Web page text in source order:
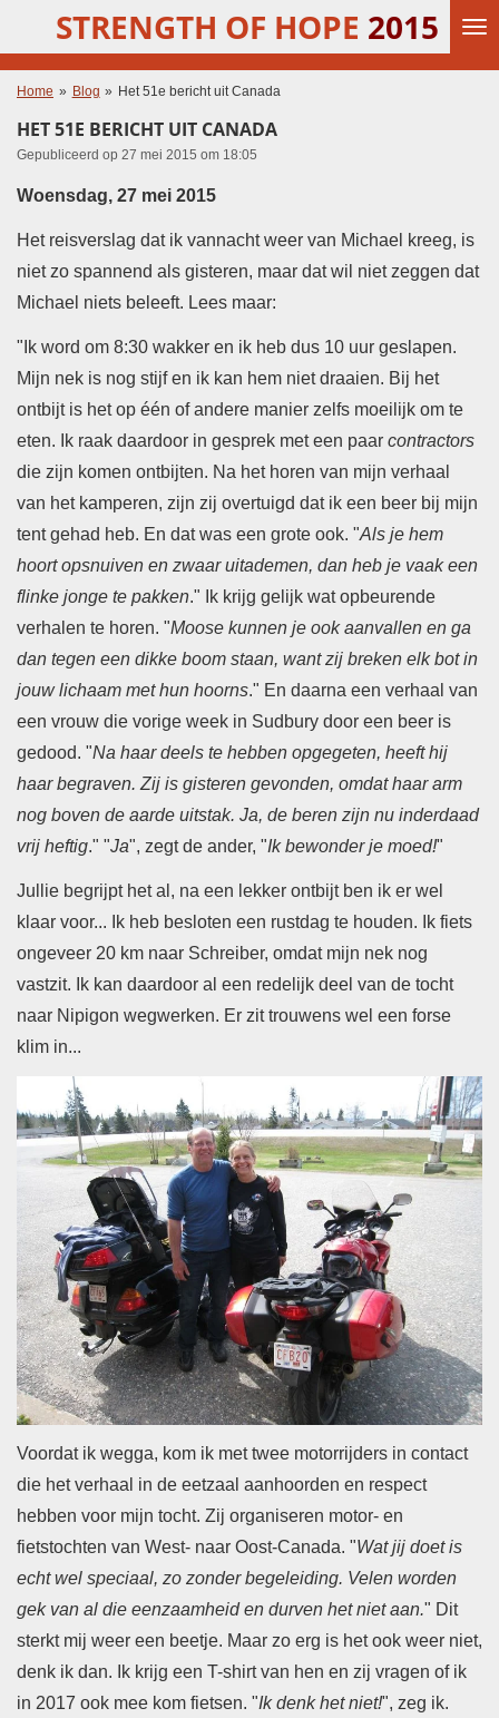
naar
de
STRENGTH OF HOPE 2015
Home » Blog » Het 51e bericht uit Canada
HET 51E BERICHT UIT CANADA
Gepubliceerd op 27 mei 2015 om 18:05
Woensdag, 27 mei 2015
Het reisverslag dat ik vannacht weer van Michael kreeg, is
niet zo spannend als gisteren, maar dat wil niet zeggen dat
Michael niets beleeft. Lees maar:
"Ik word om 8:30 wakker en ik heb dus 10 uur geslapen.
Mijn nek is nog stijf en ik kan hem niet draaien. Bij het
ontbijt is het op één of andere manier zelfs moeilijk om te
eten. Ik raak daardoor in gesprek met een paar contractors
die zijn komen ontbijten. Na het horen van mijn verhaal
van het kamperen, zijn zij overtuigd dat ik een beer bij mijn
tent gehad heb. En dat was een grote ook. "Als je hem
hoort opsnuiven en zwaar uitademen, dan heb je vaak een
flinke jonge te pakken." Ik krijg gelijk wat opbeurende
verhalen te horen. "Moose kunnen je ook aanvallen en ga
dan tegen een dikke boom staan, want zij breken elk bot in
jouw lichaam met hun hoorns." En daarna een verhaal van
een vrouw die vorige week in Sudbury door een beer is
gedood. "Na haar deels te hebben opgegeten, heeft hij
haar begraven. Zij is gisteren gevonden, omdat haar arm
nog boven de aarde uitstak. Ja, de beren zijn nu inderdaad
vrij heftig." "Ja", zegt de ander, "Ik bewonder je moed!"
Jullie begrijpt het al, na een lekker ontbijt ben ik er wel
klaar voor... Ik heb besloten een rustdag te houden. Ik fiets
ongeveer 20 km naar Schreiber, omdat mijn nek nog
vastzit. Ik kan daardoor al een redelijk deel van de tocht
naar Nipigon wegwerken. Er zit trouwens wel een forse
klim in...
Voordat ik wegga, kom ik met twee motorrijders in contact
die het verhaal in de eetzaal aanhoorden en respect
hebben voor mijn tocht. Zij organiseren motor- en
fietstochten van West- naar Oost-Canada. "Wat jij doet is
echt wel speciaal, zo zonder begeleiding. Velen worden
gek van al die eenzaamheid en durven het niet aan." Dit
sterkt mij weer een beetje. Maar zo erg is het ook weer niet,
denk ik dan. Ik krijg een T-shirt van hen en zij vragen of ik
in 2017 ook mee kom fietsen. "Ik denk het niet!", zeg ik.